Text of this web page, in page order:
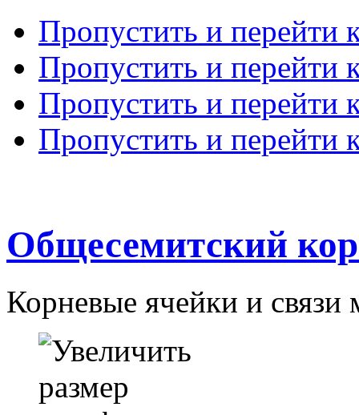
Пропустить и перейти
Пропустить и перейти
Пропустить и перейти
Пропустить и перейти
Общесемитский
Корневые ячейки и